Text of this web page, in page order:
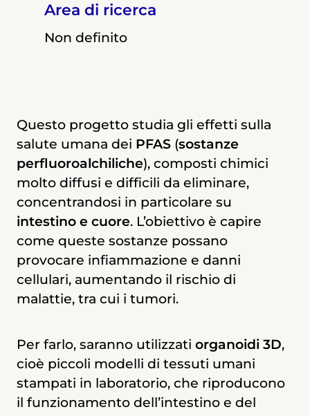
Area di ricerca
Non definito
Questo progetto studia gli effetti sulla
salute umana dei PFAS(sostanze
perfluoroalchiliche), composti chimici
molto diffusi e difficili da eliminare,
concentrandosi in particolare su
intestino e cuore. L’obiettivo è capire
come queste sostanze possano
provocare infiammazione e danni
cellulari, aumentando il rischio di
malattie, tra cui i tumori.
Per farlo, saranno utilizzati organoidi 3D,
cioè piccoli modelli di tessuti umani
stampati in laboratorio, che riproducono
il funzionamento dell’intestino e del
Area di ricerca
Non definito
L’esposizione alle sostanze perfluorurate,
definite PFAS e ampiamente utilizzate a
livello industriale in tutto il mondo, è
stata correlata a stress ossidativo, uno
dei principali fattori responsabili
dell’insorgenza di tumori maligni.
Obiettivo della ricerca sarà chiarire il
legame tra esposizione ai PFAS e
interruzione della barriera intestinale –
permeabilità dell’intestino, con un
maggior passaggio di sostanze nocive
verso l’organismo. Verrà impiegato un
modello in vitro di tessuto intestinale